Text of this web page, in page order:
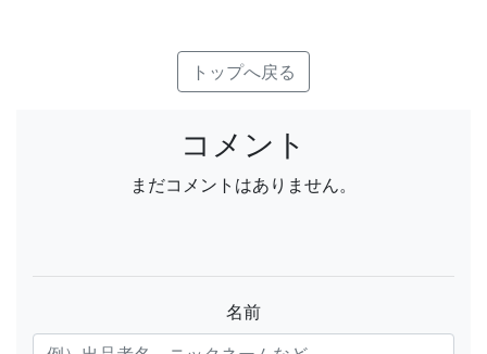
トップへ戻る
コメント
まだコメントはありません。
名前